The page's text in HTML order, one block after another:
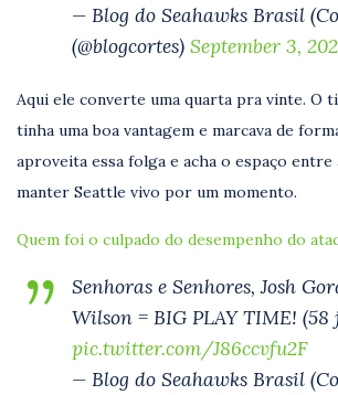
— Blog do Seahawks Brasil
(@blogcortes) September 3,
Aqui ele converte uma quarta pra vinte. O
tinha uma boa vantagem e marcava de
aproveita essa folga e acha o espaço entre
manter Seattle vivo por um momento.
Quem foi o culpado do desempenho do
Senhoras e Senhores, Josh
Wilson = BIG PLAY TIME! (58
pic.twitter.com/J86ccvfu2F
— Blog do Seahawks Brasil